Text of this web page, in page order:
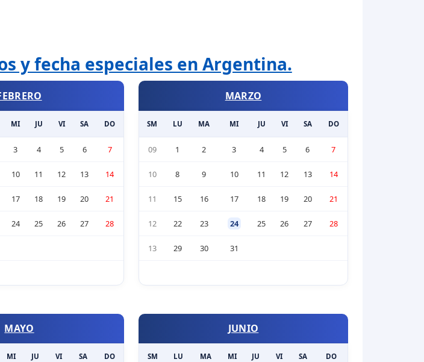
y fecha especiales en Argentina.
MI JU VI SA DO
3 4 5 6 7
10 11 12 13 14
17 18 19 20 21
24 25 26 27 28
MARZO
SM LU MA MI JU VI SA DO
09 1 2 3 4 5 6 7
10 8 9 10 11 12 13 14
11 15 16 17 18 19 20 21
12 22 23 24 25 26 27 28
13 29 30 31
MAYO
MI JU VI SA DO
JUNIO
SM LU MA MI JU VI SA DO